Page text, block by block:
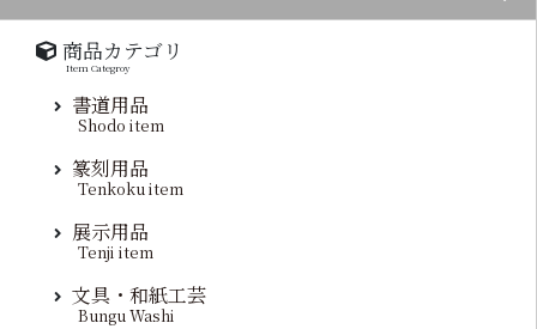
商品カテゴリ
Item Categroy
書道用品
Shodo item
篆刻用品
Tenkoku item
展示用品
Tenji item
文具・和紙工芸
Bungu Washi